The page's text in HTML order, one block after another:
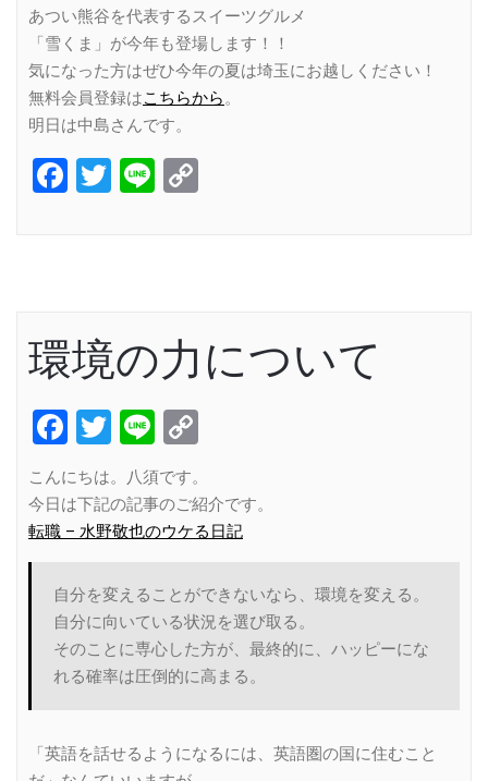
あつい熊谷を代表するスイーツグルメ
「雪くま」が今年も登場します！！
気になった方はぜひ今年の夏は埼玉にお越しください！
無料会員登録はこちらから。
明日は中島さんです。
Facebook
Twitter
Line
環境の力について
Facebook
Twitter
Line
こんにちは。八須です。
今日は下記の記事のご紹介です。
転職 – 水野敬也のウケる日記
自分を変えることができないなら、環境を変える。
自分に向いている状況を選び取る。
そのことに専心した方が、最終的に、ハッピーにな
れる確率は圧倒的に高まる。
「英語を話せるようになるには、英語圏の国に住むこと